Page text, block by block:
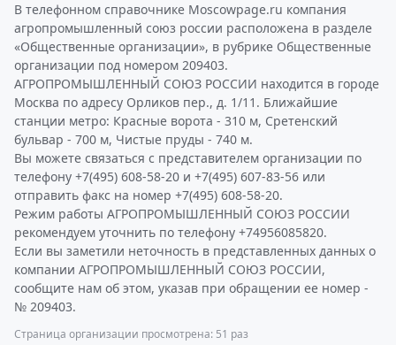
В телефонном справочнике Moscowpage.ru компания
агропромышленный союз россии расположена в разделе
«Общественные организации», в рубрике Общественные
организации под номером 209403.
АГРОПРОМЫШЛЕННЫЙ СОЮЗ РОССИИ находится в городе
Москва по адресу Орликов пер., д. 1/11. Ближайшие
станции метро: Красные ворота - 310 м, Сретенский
бульвар - 700 м, Чистые пруды - 740 м.
Вы можете связаться с представителем организации по
телефону +7(495) 608-58-20 и +7(495) 607-83-56 или
отправить факс на номер +7(495) 608-58-20.
Режим работы АГРОПРОМЫШЛЕННЫЙ СОЮЗ РОССИИ
рекомендуем уточнить по телефону +74956085820.
Если вы заметили неточность в представленных данных о
компании АГРОПРОМЫШЛЕННЫЙ СОЮЗ РОССИИ,
сообщите нам об этом, указав при обращении ее номер -
№ 209403.
Страница организации просмотрена: 51 раз